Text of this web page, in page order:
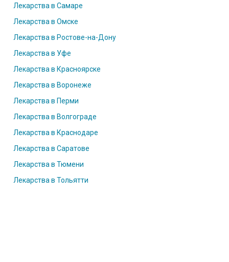
Лекарства в Самаре
Лекарства в Омске
Лекарства в Ростове-на-Дону
Лекарства в Уфе
Лекарства в Красноярске
Лекарства в Воронеже
Лекарства в Перми
Лекарства в Волгограде
Лекарства в Краснодаре
Лекарства в Саратове
Лекарства в Тюмени
Лекарства в Тольятти